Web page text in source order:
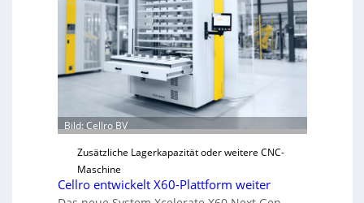
c
h
e
Ü
r
a
Bild: Cellro BV
Zusätzliche Lagerkapazität oder weitere CNC-
Maschine
Cellro entwickelt X60-Plattform weiter